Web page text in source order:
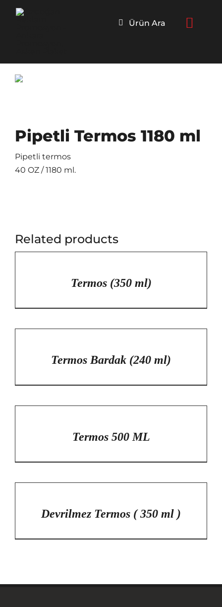
Skip
Ürün Ara
Pipetli Termos 1180 ml
Pipetli termos
40 OZ / 1180 ml.
Related products
Termos (350 ml)
Termos Bardak (240 ml)
Termos 500 ML
Devrilmez Termos ( 350 ml )